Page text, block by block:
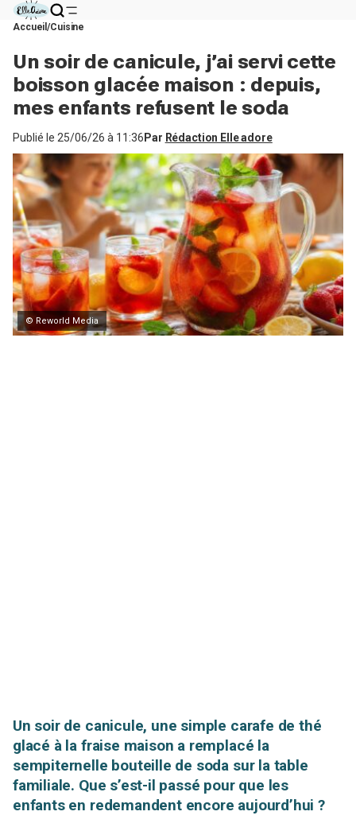
Accueil Cuisine
Un soir de canicule, j’ai servi cette
boisson glacée maison : depuis,
mes enfants refusent le soda
Publié le 25/06/26 à 11:36 Par Rédaction Elle adore
© Reworld Media
Un soir de canicule, une simple carafe de thé
glacé à la fraise maison a remplacé la
sempiternelle bouteille de soda sur la table
familiale. Que s’est-il passé pour que les
enfants en redemandent encore aujourd’hui ?